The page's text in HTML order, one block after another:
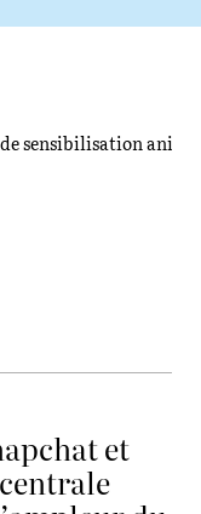
sensibilisation
et